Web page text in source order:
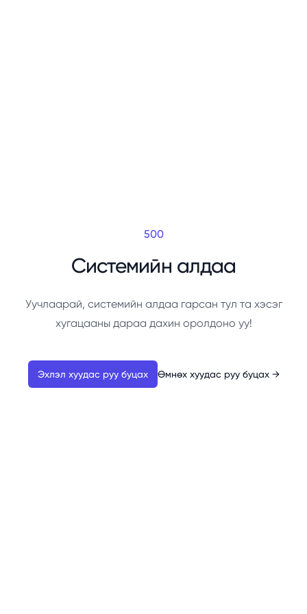
500
Системийн алдаа
Уучлаарай, системийн алдаа гарсан тул та хэсэг
хугацааны дараа дахин оролдоно уу!
Эхлэл хуудас руу буцах Өмнөх хуудас руу буцах →